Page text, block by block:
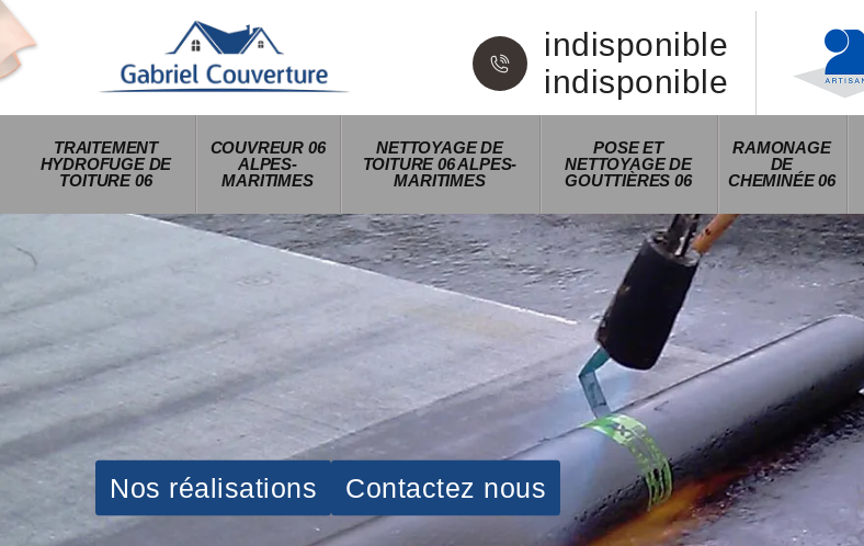
indisponible
indisponible
TRAITEMENT
HYDROFUGE DE
TOITURE 06
COUVREUR 06
ALPES-
MARITIMES
NETTOYAGE DE
TOITURE 06 ALPES-
MARITIMES
POSE ET
NETTOYAGE DE
GOUTTIÈRES 06
RAMONAGE
DE
CHEMINÉE 06
Nos réalisations Contactez nous